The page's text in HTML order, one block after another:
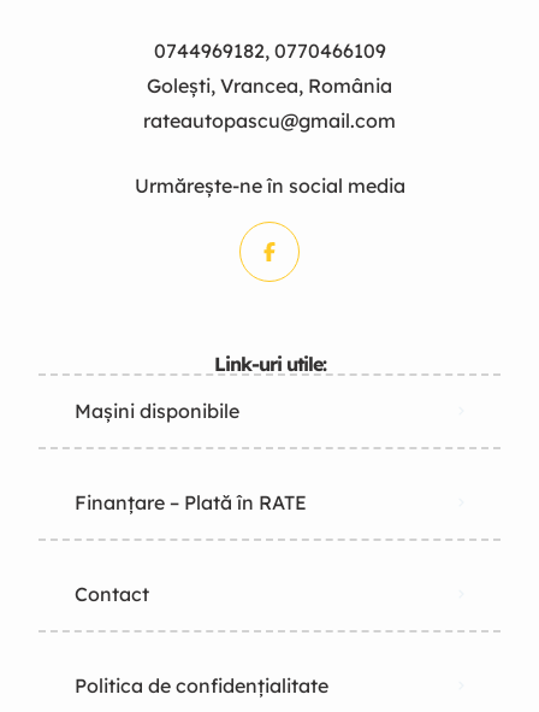
0744969182, 0770466109
Golești, Vrancea, România
rateautopascu@gmail.com
Urmărește-ne în social media
Link-uri utile:
Mașini disponibile
Finanțare – Plată în RATE
Contact
Politica de confidențialitate